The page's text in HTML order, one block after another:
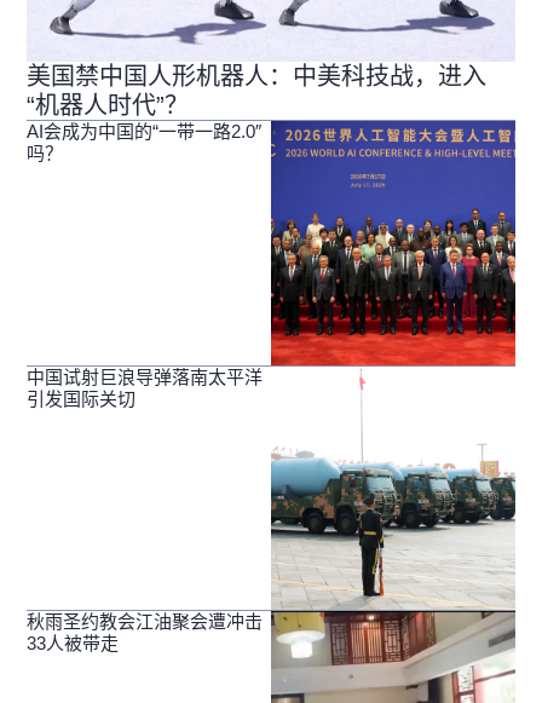
美国禁中国人形机器人：中美科技战，进入
“机器人时代”？
AI会成为中国的“一带一路2.0″
吗？
中国试射巨浪导弹落南太平洋
引发国际关切
秋雨圣约教会江油聚会遭冲击
33人被带走